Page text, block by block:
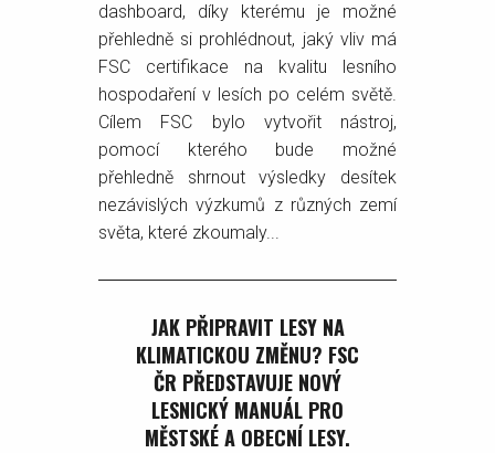
dashboard, díky kterému je možné
přehledně si prohlédnout, jaký vliv má
FSC certifikace na kvalitu lesního
hospodaření v lesích po celém světě.
Cílem FSC bylo vytvořit nástroj,
pomocí kterého bude možné
přehledně shrnout výsledky desítek
nezávislých výzkumů z různých zemí
světa, které zkoumaly...
JAK PŘIPRAVIT LESY NA
KLIMATICKOU ZMĚNU? FSC
ČR PŘEDSTAVUJE NOVÝ
LESNICKÝ MANUÁL PRO
MĚSTSKÉ A OBECNÍ LESY.